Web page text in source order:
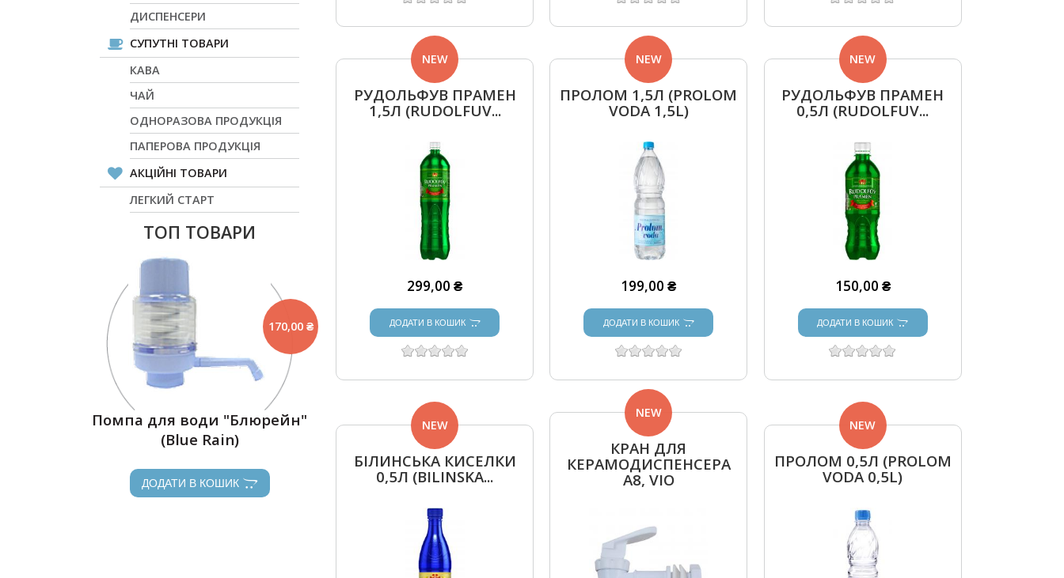
ДИСПЕНСЕРИ
СУПУТНІ ТОВАРИ
КАВА
ЧАЙ
ОДНОРАЗОВА ПРОДУКЦІЯ
ПАПЕРОВА ПРОДУКЦІЯ
АКЦІЙНІ ТОВАРИ
ЛЕГКИЙ СТАРТ
ТОП ТОВАРИ
170,00 ₴
Помпа для води "Блюрейн"
(Blue Rain)
ДОДАТИ В КОШИК
РУДОЛЬФУВ ПРАМЕН
1,5Л (RUDOLFUV...
NEW
299,00 ₴
ДОДАТИ В КОШИК
ПРОЛОМ 1,5Л (PROLOM
VODA 1,5L)
NEW
199,00 ₴
ДОДАТИ В КОШИК
РУДОЛЬФУВ ПРАМЕН
0,5Л (RUDOLFUV...
NEW
150,00 ₴
ДОДАТИ В КОШИК
БІЛИНСЬКА КИСЕЛКИ
0,5Л (BILINSKA...
NEW
КРАН ДЛЯ
КЕРАМОДИСПЕНСЕРА
A8, VIO
NEW
ПРОЛОМ 0,5Л (PROLOM
VODA 0,5L)
NEW